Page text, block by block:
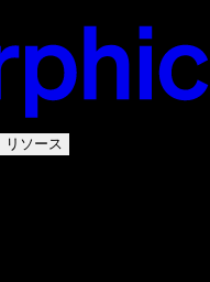
リソース